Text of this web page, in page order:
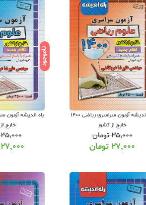
راه اندیشه آزمون سراسری ریاضی 1400
خارج از کشور
۳۵,۰۰۰تومان
۲۷,۰۰۰ تومان
ناموجود
خارج
۳۵,۰۰۰
۲۷,۰۰۰